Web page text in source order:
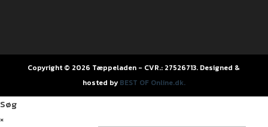
Copyright © 2026 Tæppeladen - CVR.: 27526713. Designed &
hosted by BEST OF Online.dk.
Søg
×